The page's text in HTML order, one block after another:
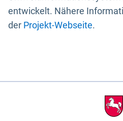
entwickelt. Nähere
der Projekt-Webseite.